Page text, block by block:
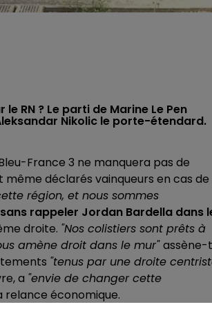
RN ? Le parti de Marine Le Pen
Nikolic le porte-étendard.
France 3 ne manquera pas de
même déclarés vainqueurs en cas de
région, et nous sommes
rappeler Jordan Bardella dans
droite. "Nos colistiers sont prêts à
amène droit dans le mur"
"tenus par une droite
a "envie de changer cette
relance économique.